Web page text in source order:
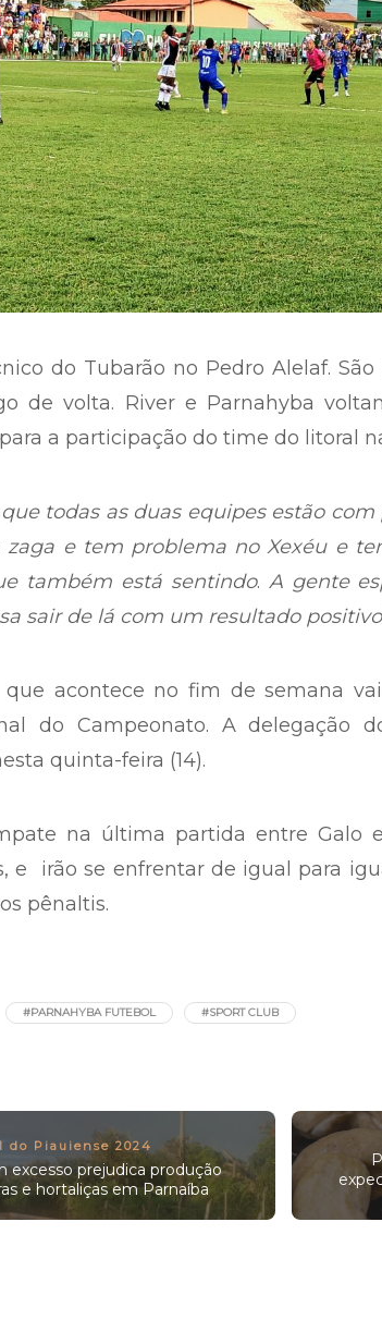
do Tubarão no Pedro Alelaf.
de volta. River e Parnahyba
a participação do time do litoral
que todas as duas equipes estão
zaga e tem problema no Xexéu e
também está sentindo. A gente
sair de lá com um resultado
que acontece no fim de semana
do Campeonato. A delegação
quinta-feira (14).
na última partida entre Galo
e irão se enfrentar de igual para
pênaltis.
#PARNAHYBA FUTEBOL #SPORT CLUB
do Piauiense 2024
excesso prejudica produção
e hortaliças em Parnaíba